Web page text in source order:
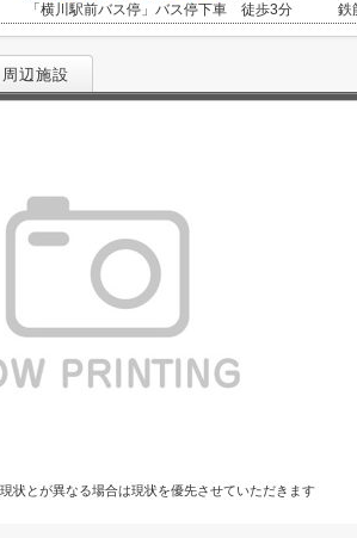
「横川駅前バス停」バス停下車 徒歩3分
鉄
周辺施設
状とが異なる場合は現状を優先させていただきます